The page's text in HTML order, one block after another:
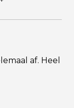
af. Heel